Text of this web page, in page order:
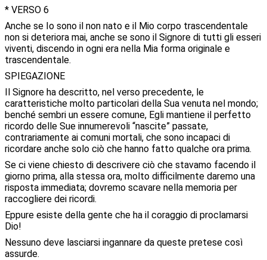
* VERSO 6
Anche se Io sono il non nato e il Mio corpo trascendentale
non si deteriora mai, anche se sono il Signore di tutti gli esseri
viventi, discendo in ogni era nella Mia forma originale e
trascendentale.
SPIEGAZIONE
Il Signore ha descritto, nel verso precedente, le
caratteristiche molto particolari della Sua venuta nel mondo;
benché sembri un essere comune, Egli mantiene il perfetto
ricordo delle Sue innumerevoli “nascite” passate,
contrariamente ai comuni mortali, che sono incapaci di
ricordare anche solo ciò che hanno fatto qualche ora prima.
Se ci viene chiesto di descrivere ciò che stavamo facendo il
giorno prima, alla stessa ora, molto difficilmente daremo una
risposta immediata; dovremo scavare nella memoria per
raccogliere dei ricordi.
Eppure esiste della gente che ha il coraggio di proclamarsi
Dio!
Nessuno deve lasciarsi ingannare da queste pretese così
assurde.